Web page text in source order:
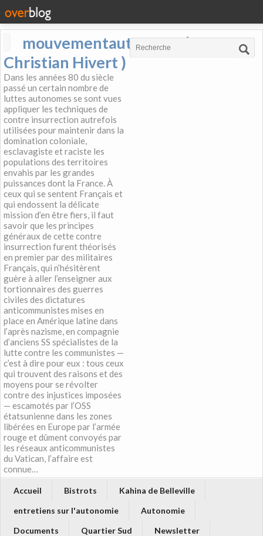
mouvementautonome (
Christian Hivert )
Dans les années 80 du siècle
passé un certain nombre de
luttes autonomes se sont vues
appliquer les techniques de
contre insurrection autrefois
utilisées pour maintenir dans la
domination coloniale,
esclavagiste et raciste les
populations des territoires
envahis par les grandes
puissances dont la France. À
ceux qui se sentent Français et
qui endossent la délicate
mission d’en être fiers, il faut
savoir que les principes
généraux de cette contre
insurrection furent théorisés
en premier par des militaires
Français, qui n’hésitèrent
guère à aller l’enseigner aux
tortionnaires des guerres
civiles des dictatures
anticommunistes mises en
place en Amérique latine dans
l’après nazisme, en compagnie
d’anciens SS spécialistes de la
lutte contre les communistes —
c’est à dire pour eux : tous ceux
qui trouvent des raisons et des
moyens pour se révolter
contre des injustices imposées
— escamotés par l’OSS
étatsunienne dans les zones
libérées en Europe par l’armée
rouge et dûment convoyés par
les réseaux anticommunistes
du Vatican, l’affaire est
connue…
Accueil Bistrots
Kahina de Belleville
entretiens sur l'autonomie
Autonomie
Documents
Quartier Sud
Newsletter